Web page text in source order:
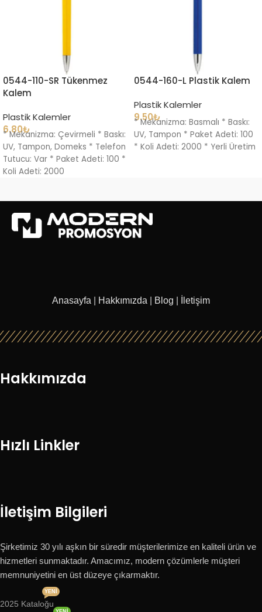
0544-110-SR Tükenmez
Kalem
Plastik Kalemler
6.80₺
* Mekanizma: Çevirmeli * Baskı:
UV, Tampon, Domeks * Telefon
Tutucu: Var * Paket Adeti: 100 *
Koli Adeti: 2000
0544-160-L Plastik Kalem
Plastik Kalemler
9.50₺
* Mekanizma: Basmalı * Baskı:
UV, Tampon * Paket Adeti: 100
* Koli Adeti: 2000 * Yerli Üretim
Anasayfa Hakkımızda Blog İletişim
Hakkımızda
Hızlı Linkler
İletişim Bilgileri
Şirketimiz 30 yılı aşkın bir süredir müşterilerimize en kaliteli ürün ve
hizmetleri sunmaktadır. Amacımız, modern çözümlerle müşteri
memnuniyetini en üst düzeye çıkarmaktır.
2025 Kataloğu
YENI